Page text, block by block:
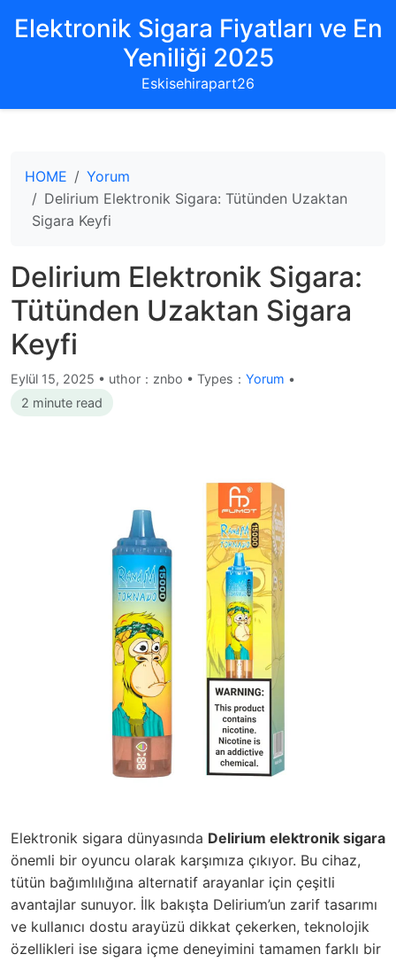
Elektronik Sigara Fiyatları ve En
Yeniliği 2025
Eskisehirapart26
HOME
Yorum
Delirium Elektronik Sigara: Tütünden Uzaktan
Sigara Keyfi
Delirium Elektronik Sigara:
Tütünden Uzaktan Sigara
Keyfi
Eylül 15, 2025 • uthor：znbo • Types： Yorum •
2 minute read
Elektronik sigara dünyasında Delirium elektronik sigara
önemli bir oyuncu olarak karşımıza çıkıyor. Bu cihaz,
tütün bağımlılığına alternatif arayanlar için çeşitli
avantajlar sunuyor. İlk bakışta Delirium’un zarif tasarımı
ve kullanıcı dostu arayüzü dikkat çekerken, teknolojik
özellikleri ise sigara içme deneyimini tamamen farklı bir